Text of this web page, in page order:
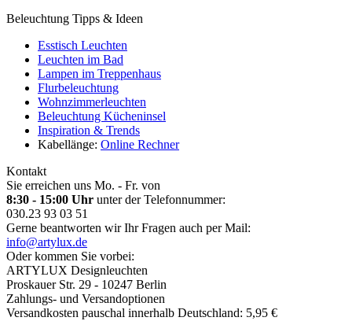
Beleuchtung Tipps & Ideen
Esstisch Leuchten
Leuchten im Bad
Lampen im Treppenhaus
Flurbeleuchtung
Wohnzimmerleuchten
Beleuchtung Kücheninsel
Inspiration & Trends
Kabellänge: Online Rechner
Kontakt
Sie erreichen uns Mo. - Fr. von
8:30 - 15:00 Uhr unter der Telefonnummer:
030.23 93 03 51
Gerne beantworten wir Ihr Fragen auch per Mail:
info@artylux.de
Oder kommen Sie vorbei:
ARTYLUX Designleuchten
Proskauer Str. 29 - 10247 Berlin
Zahlungs- und Versandoptionen
Versandkosten pauschal innerhalb Deutschland: 5,95 €